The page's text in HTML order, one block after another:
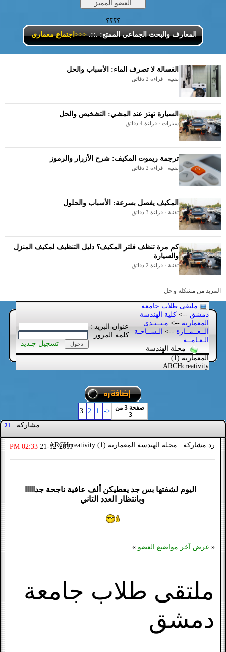
؟؟؟؟
تبادل المعارف والبحث الجماعي الممتع: .::.<<<اجتماع معماري >>>
الغسالة لا تصرف الماء: الأسباب والحل
تقنية · قراءة 2 دقائق
السيارة تهتز عند المشي: التشخيص والحل
سيارات · قراءة 4 دقائق
ترجمة ريموت المكيف: شرح الأزرار والرموز
تقنية · قراءة 2 دقائق
المكيف يفصل بسرعة: الأسباب والحلول
تقنية · قراءة 3 دقائق
كم مرة تنظف فلتر المكيف؟ دليل التنظيف لمكيف المنزل
والسيارة
تقنية · قراءة 2 دقائق
المزيد من مشكلة و حل
ملتقى طلاب جامعة
دمشق --> كلية الهندسة
المعمارية --> مـنــتـدى
الــعــمــارة --> الـســاحـة
الـعـامــة
مجلة الهندسة
المعمارية (1)
ARCHcreativity
عنوان البريد :
كلمة المرور :
تسجيل جـديد
صفحة 3 من
3
<-
مشاركة :
21
رد مشاركة : مجلة الهندسة المعمارية (1) ARCHcreativity 21-12-2011
02:33 PM
اليوم لشفتها بس جد يعطيكن ألف عافية ناجحة جدااااا
وبانتظار العدد التاني
« عرض آخر مواضيع العضو »
ملتقى طلاب جامعة
دمشق